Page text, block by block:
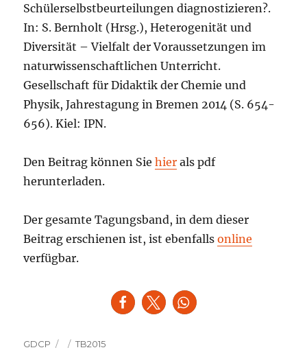
Schülerselbstbeurteilungen diagnostizieren?.
In: S. Bernholt (Hrsg.), Heterogenität und
Diversität – Vielfalt der Voraussetzungen im
naturwissenschaftlichen Unterricht.
Gesellschaft für Didaktik der Chemie und
Physik, Jahrestagung in Bremen 2014 (S. 654-
656). Kiel: IPN.
Den Beitrag können Siehier als pdf
herunterladen.
Der gesamte Tagungsband, in dem dieser
Beitrag erschienen ist, ist ebenfallsonline
verfügbar.
Autor
GDCP
Veröffentlicht
Kategorien
TB2015